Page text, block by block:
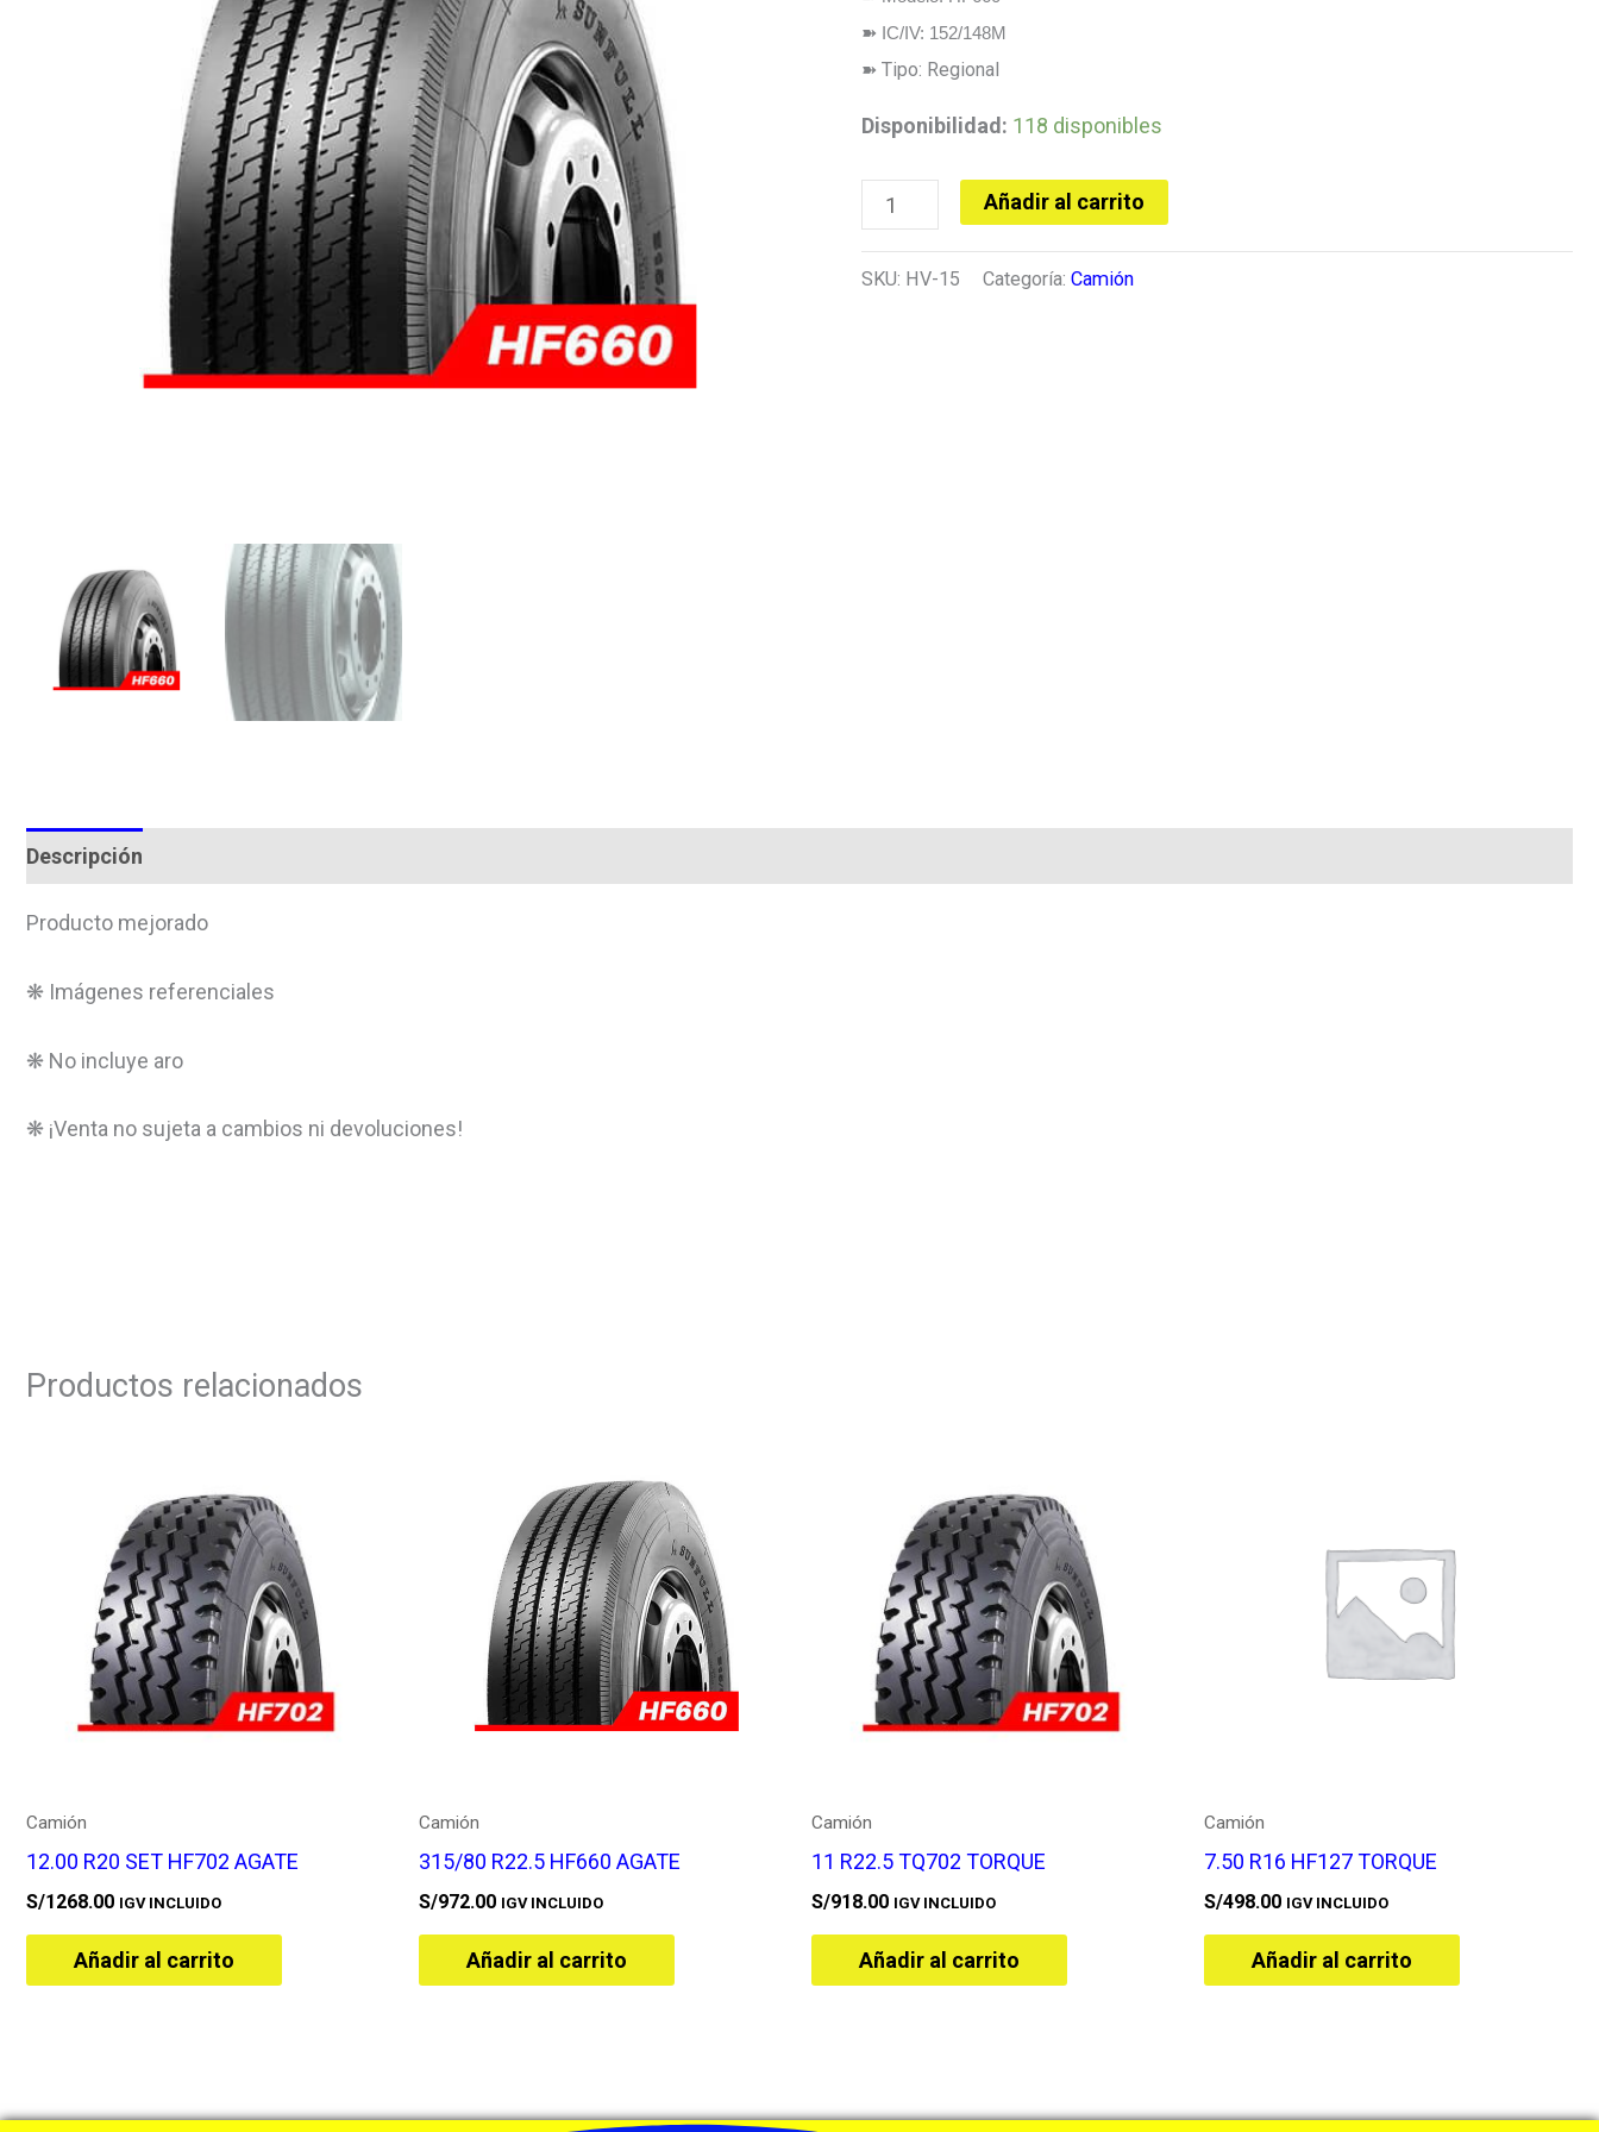
➽ IC/IV: 152/148M
➽ Tipo: Regional
Disponibilidad: 118 disponibles
Añadir al carrito
SKU: HV-15 Categoría: Camión
Descripción
Producto mejorado
❋ Imágenes referenciales
❋ No incluye aro
❋ ¡Venta no sujeta a cambios ni devoluciones!
Productos relacionados
Camión
12.00 R20 SET HF702 AGATE
S/1268.00 IGV INCLUIDO
Añadir al carrito
Camión
315/80 R22.5 HF660 AGATE
S/972.00 IGV INCLUIDO
Añadir al carrito
Camión
11 R22.5 TQ702 TORQUE
S/918.00 IGV INCLUIDO
Añadir al carrito
Camión
7.50 R16 HF127 TORQUE
S/498.00 IGV INCLUIDO
Añadir al carrito